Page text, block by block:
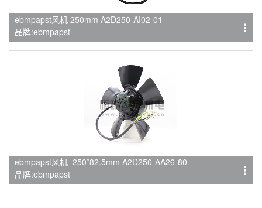
ebmpapst风机 250mm A2D250-AI02-01
品牌:ebmpapst
ebmpapst风机 250*82.5mm A2D250-AA26-80
品牌:ebmpapst